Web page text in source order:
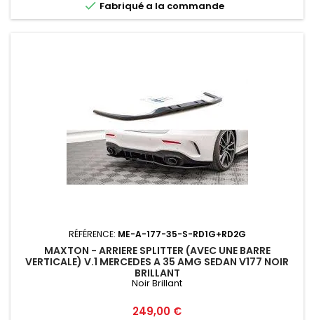
 Fabriqué a la commande
RÉFÉRENCE: ME-A-177-35-S-RD1G+RD2G
MAXTON - ARRIERE SPLITTER (AVEC UNE BARRE
VERTICALE) V.1 MERCEDES A 35 AMG SEDAN V177 NOIR
BRILLANT
Noir Brillant
Prix
249,00 €